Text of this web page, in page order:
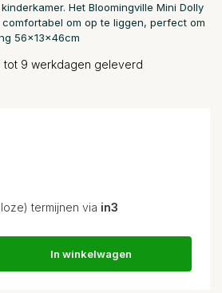
Het Bloomingville Mini Dolly
om op te liggen, perfect om
56x13x46cm
tot 9 werkdagen geleverd
termijnen via in3
In winkelwagen